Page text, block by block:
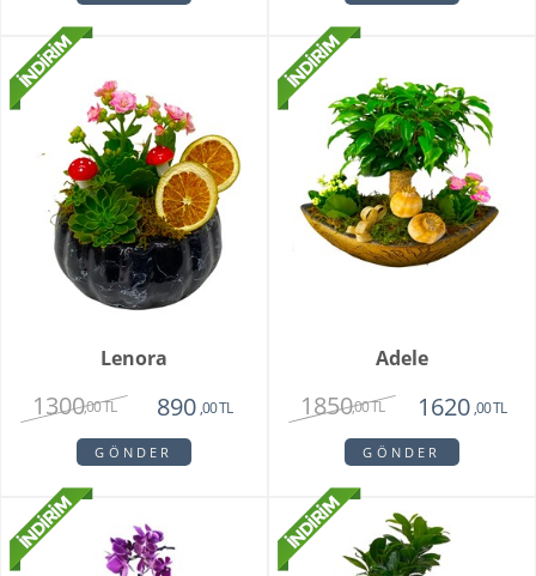
Lenora
1300,00 TL 890 ,00 TL
GÖNDER
Adele
1850,00 TL 1620 ,00 TL
GÖNDER